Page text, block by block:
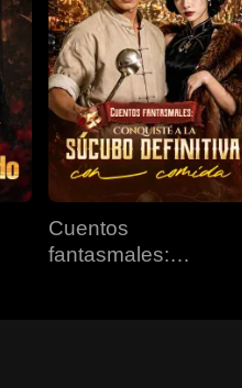
Cuentos
fantasmales: